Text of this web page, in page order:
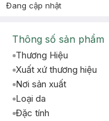
Đang cập nhật
Thông số sản phẩm
Thương Hiệu
Xuất xứ thương hiệu
Nơi sản xuất
Loại da
Đặc tính